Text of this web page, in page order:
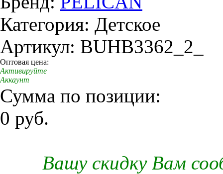
Категория: Детское
Артикул: BUHB3362_2_
Оптовая цена:
Активируйте
Аккаунт
Сумма по позиции:
0 руб.
Вашу скидку Вам